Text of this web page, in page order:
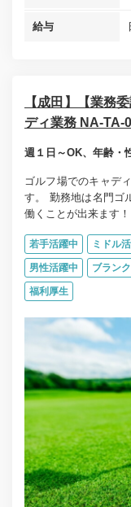
給与
【成田】【業務
ディ業務 NA-TA-
週１日～OK、年齢・
ゴルフ場でのキャデ
す。 勤務地は名門ゴ
働くことが出来ます！
若手活躍中 ミドル
男性活躍中 ブラン
福利厚生